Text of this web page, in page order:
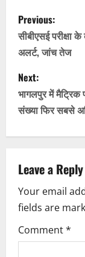
P
o
s
t
n
a
v
i
g
a
Previous:
सीबीएसई परीक्षा
अलर्ट, जांच तेज
Next:
भागलपुर में मैट्रिक
संख्या फिर सबसे
Leave a Reply
Your email
fields are
Comment*